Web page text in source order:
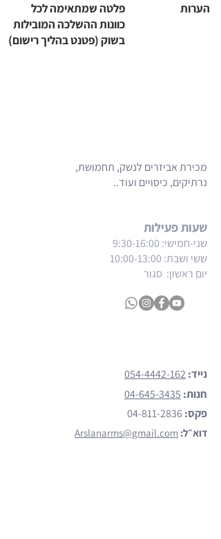
פלטה שמתאימה לכל
כוונות ההשלכה המובילות
בשוק (פטנט בהליך רישום)
הערות
מכירת אביזרים לנשק, תחמושת,
נרתיקים, כיסויים ועוד..
שעות פעילות
שני-חמישי: 9:30-16:00
ששי ושבת: 10:00-13:00
יום ראשון: סגור
נייד: 054-4442-162
חנות: 04-645-3435
פקס:04-811-2836
דוא״ל: Arslanarms@gmail.com